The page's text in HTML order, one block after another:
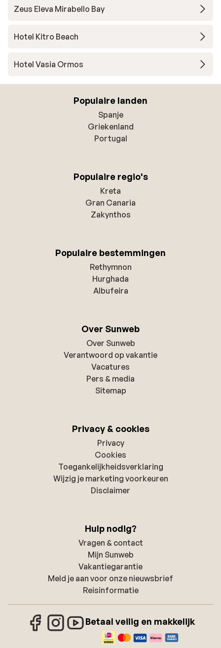
Zeus Eleva Mirabello Bay
Hotel Kitro Beach
Hotel Vasia Ormos
Populaire landen
Spanje
Griekenland
Portugal
Populaire regio's
Kreta
Gran Canaria
Zakynthos
Populaire bestemmingen
Rethymnon
Hurghada
Albufeira
Over Sunweb
Over Sunweb
Verantwoord op vakantie
Vacatures
Pers & media
Sitemap
Privacy & cookies
Privacy
Cookies
Toegankelijkheidsverklaring
Wijzig je marketing voorkeuren
Disclaimer
Hulp nodig?
Vragen & contact
Mijn Sunweb
Vakantiegarantie
Meld je aan voor onze nieuwsbrief
Reisinformatie
Betaal veilig en makkelijk